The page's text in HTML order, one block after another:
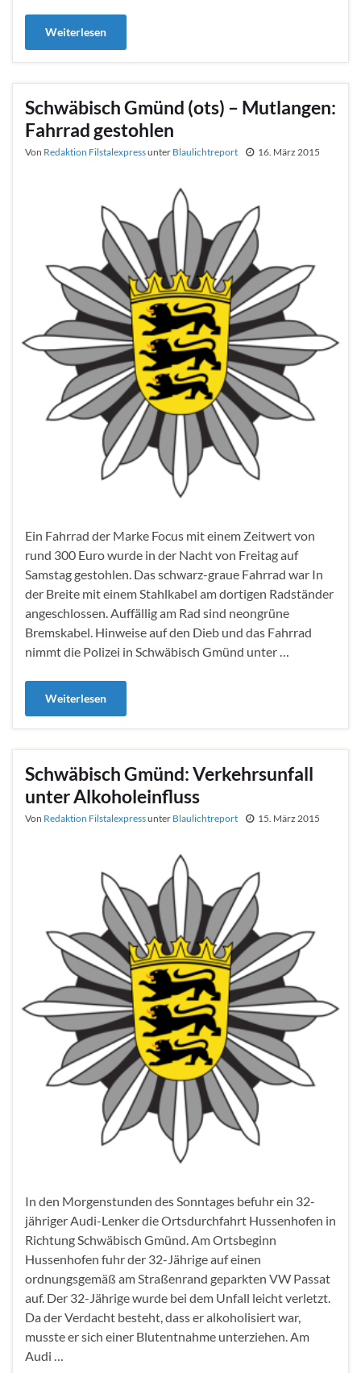
Weiterlesen
Schwäbisch Gmünd (ots) – Mutlangen:
Fahrrad gestohlen
Von Redaktion Filstalexpressunter Blaulichtreport 16. März 2015
Ein Fahrrad der Marke Focus mit einem Zeitwert von
rund 300 Euro wurde in der Nacht von Freitag auf
Samstag gestohlen. Das schwarz-graue Fahrrad war In
der Breite mit einem Stahlkabel am dortigen Radständer
angeschlossen. Auffällig am Rad sind neongrüne
Bremskabel. Hinweise auf den Dieb und das Fahrrad
nimmt die Polizei in Schwäbisch Gmünd unter …
Weiterlesen
Schwäbisch Gmünd: Verkehrsunfall
unter Alkoholeinfluss
Von Redaktion Filstalexpressunter Blaulichtreport 15. März 2015
In den Morgenstunden des Sonntages befuhr ein 32-
jähriger Audi-Lenker die Ortsdurchfahrt Hussenhofen in
Richtung Schwäbisch Gmünd. Am Ortsbeginn
Hussenhofen fuhr der 32-Jährige auf einen
ordnungsgemäß am Straßenrand geparkten VW Passat
auf. Der 32-Jährige wurde bei dem Unfall leicht verletzt.
Da der Verdacht besteht, dass er alkoholisiert war,
musste er sich einer Blutentnahme unterziehen. Am
Audi …